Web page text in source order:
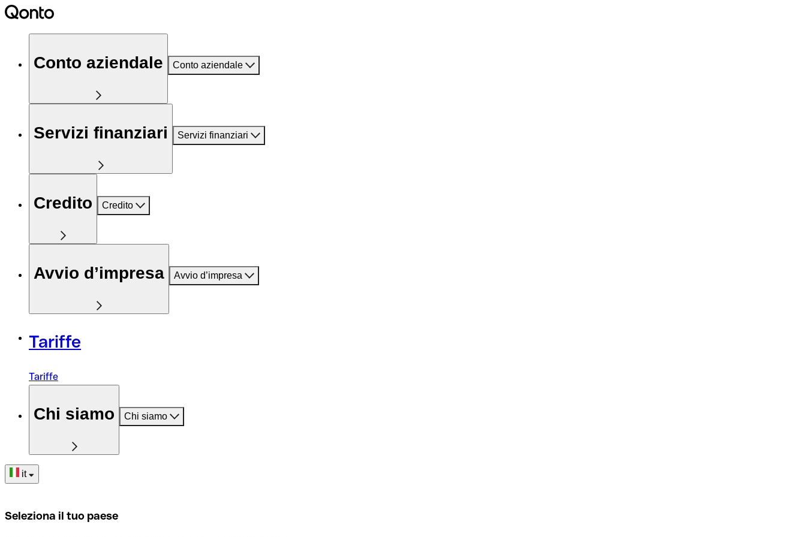
Conto aziendale Conto aziendale
Servizi finanziari Servizi finanziari
Credito Credito
Avvio d’impresa Avvio d’impresa
Tariffe
Tariffe
Chi siamo Chi siamo
it
Seleziona il tuo paese